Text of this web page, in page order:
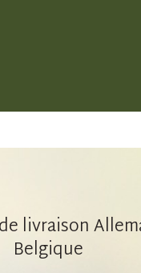
livraison
Belgique